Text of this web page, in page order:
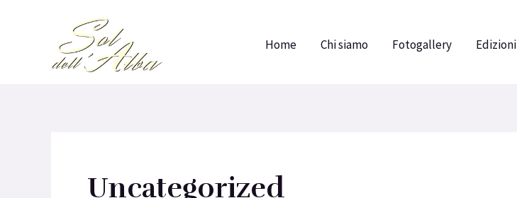
Home Chi siamo Fotogallery Edizioni
Uncategorized